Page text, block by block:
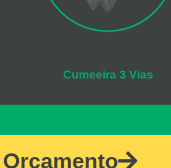
Cumeeira 3 Vias